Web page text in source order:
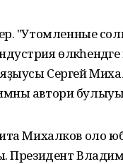
өлкәһендәге
Сергей
автори булыуын
Михалков оло
Президент